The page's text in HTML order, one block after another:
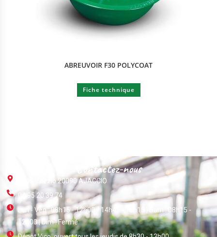
ABREUVOIR F30 POLYCOAT
Fiche technique
Contactez-nous
ZI Du Vazzio 20090 AJACCIO
04 95 20 39 74
Lun - Ven : 08h15 - 12h00 / 14h45 - 18h15 | Sam : 08h15 -
12h00 | Dim : Fermé